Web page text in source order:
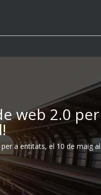
web 2.0
a entitats, el 10 de maig